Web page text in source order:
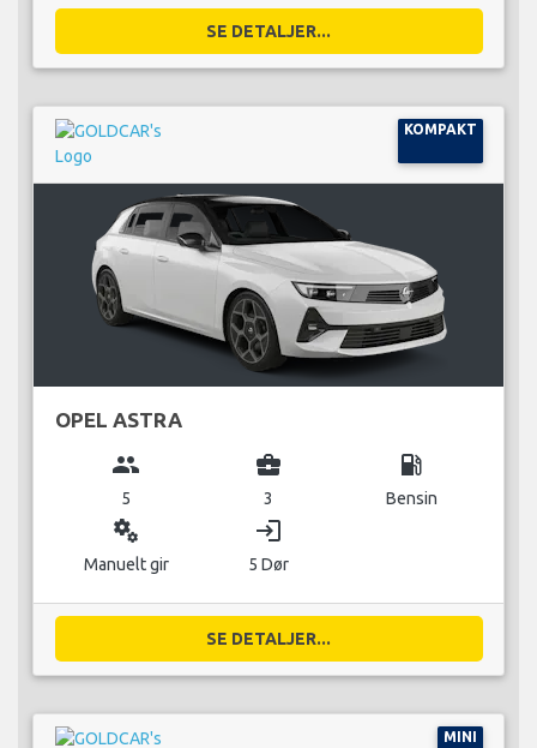
SE DETALJER...
KOMPAKT
OPEL ASTRA
group
5
business_center
3
local_gas_station
Bensin
miscellaneous_services
Manuelt gir
login
5 Dør
SE DETALJER...
MINI